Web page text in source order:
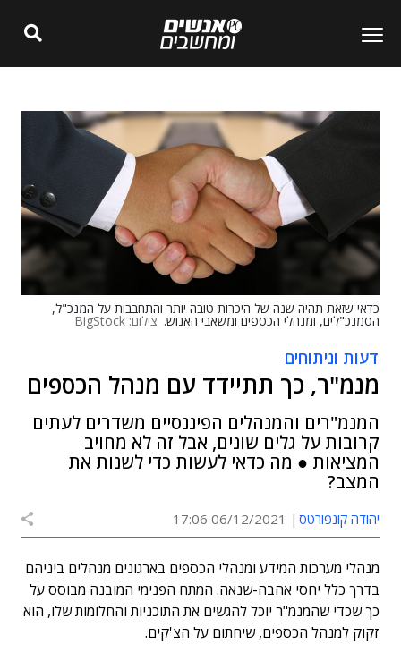
כדאי שזאת תהיה שנה של היכרות טובה יותר והתחבבות על המנכ"ל,
הסמנכ"לים, ומנהלי הכספים ומשאבי האנוש. צילום: BigStock
דעות וניתוחים
מנמ"ר, כך תתיידד עם מנהל הכספים
המנמ"רים והמנהלים הפיננסיים משדרים לעתים
קרובות על גלים שונים, אבל זה לא מחויב
המציאות ● מה כדאי לעשות כדי לשנות את
המצב?
יהודה קונפורטס 06/12/2021 17:06
מנהלי מערכות המידע ומנהלי הכספים בארגונים מנהלים ביניהם
בדרך כלל יחסי אהבה-שנאה. המתח הפנימי המובנה מבוסס על
כך שכדי שהמנמ"ר יוכל להגשים את התוכניות והחלומות שלו, הוא
זקוק למנהל הכספים, שיחתום על הצ'קים.